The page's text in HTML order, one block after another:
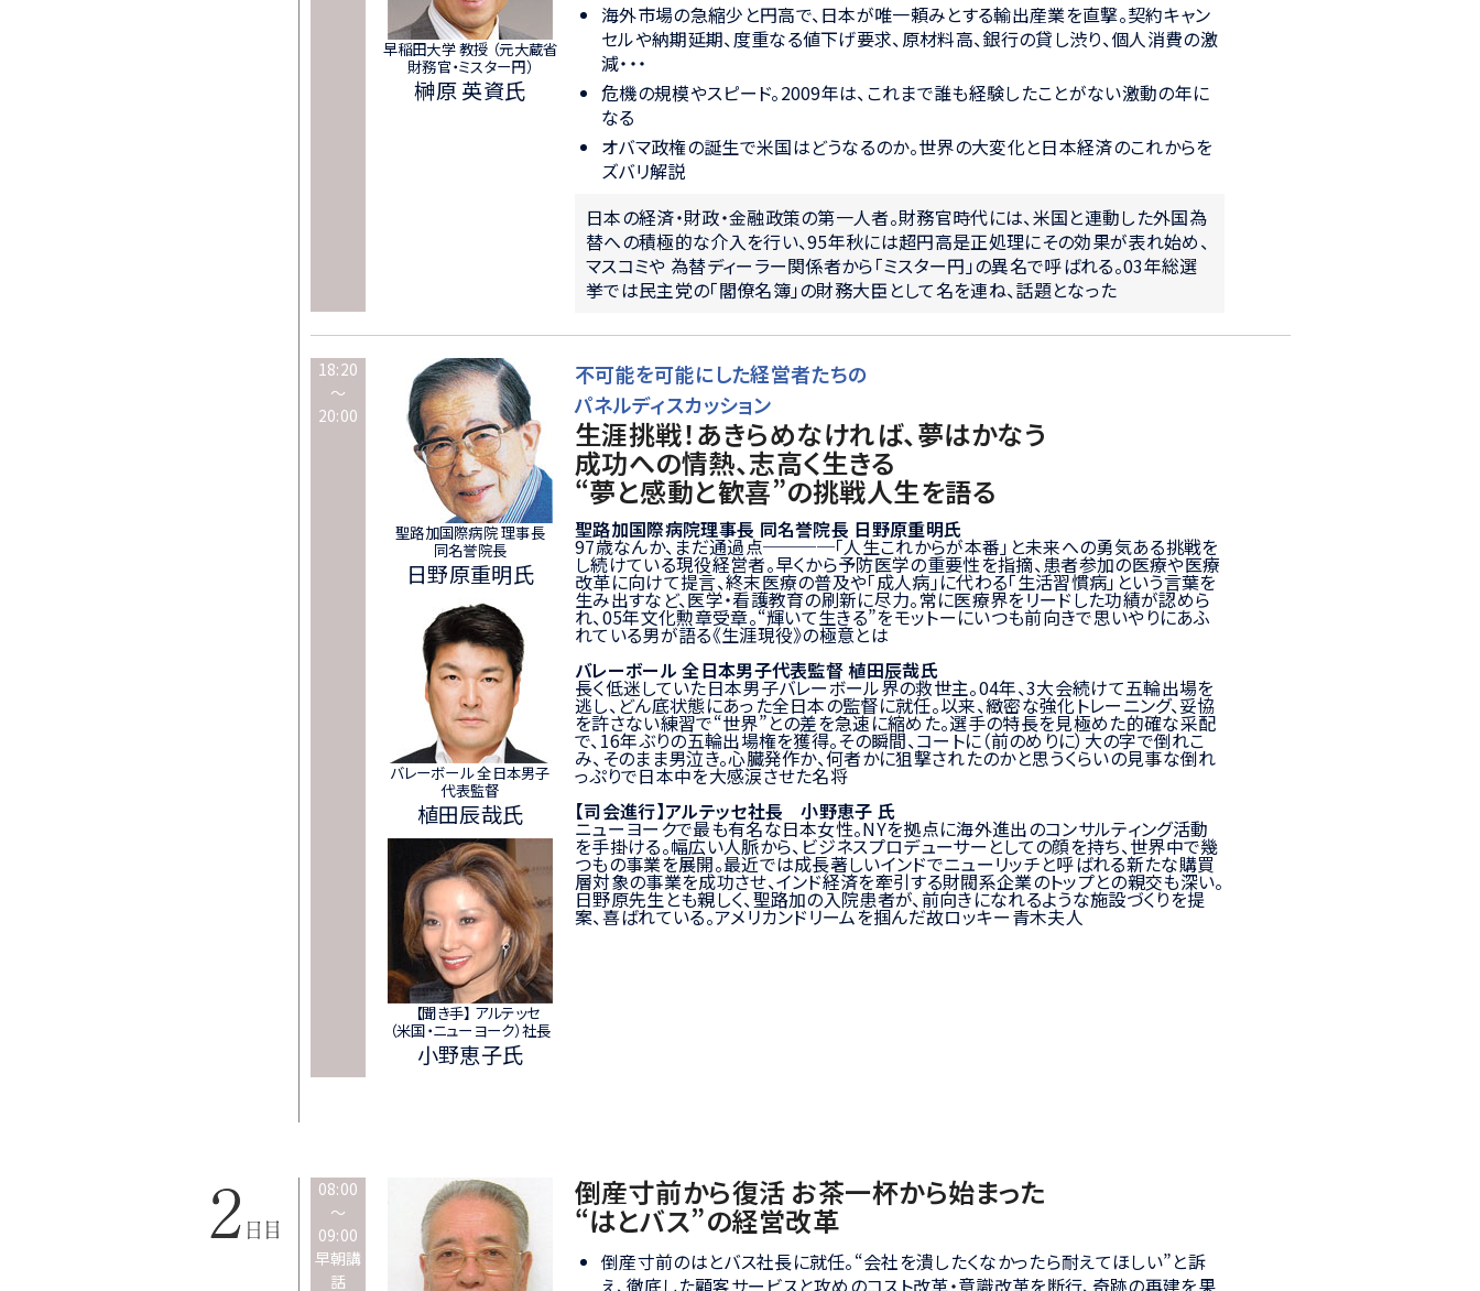
早稲田大学 教授 （元大蔵省
財務官・ミスター円）
榊原 英資氏
海外市場の急縮少と円高で、日本が唯一頼みとする輸出産業を直撃。契約キャン
セルや納期延期、度重なる値下げ要求、原材料高、銀行の貸し渋り、個人消費の激
減・・・
危機の規模やスピード。2009年は、これまで誰も経験したことがない激動の年に
なる
オバマ政権の誕生で米国はどうなるのか。世界の大変化と日本経済のこれからを
ズバリ解説
日本の経済・財政・金融政策の第一人者。財務官時代には、米国と連動した外国為
替への積極的な介入を行い、95年秋には超円高是正処理にその効果が表れ始め、
マスコミや 為替ディーラー関係者から「ミスター円」の異名で呼ばれる。03年総選
挙では民主党の「閣僚名簿」の財務大臣として名を連ね、話題となった
18:20
～
20:00
聖路加国際病院 理事長
同名誉院長
日野原重明氏
バレーボール 全日本男子
代表監督
植田辰哉氏
【聞き手】 アルテッセ
（米国・ニューヨーク）社長
小野恵子氏
不可能を可能にした経営者たちの
パネルディスカッション
生涯挑戦！あきらめなければ、夢はかなう
成功への情熱、志高く生きる
“夢と感動と歓喜”の挑戦人生を語る
聖路加国際病院理事長 同名誉院長 日野原重明氏
97歳なんか、まだ通過点────「人生これからが本番」と未来への勇気ある挑戦を
し続けている現役経営者。早くから予防医学の重要性を指摘、患者参加の医療や医療
改革に向けて提言、終末医療の普及や「成人病」に代わる「生活習慣病」という言葉を
生み出すなど、医学・看護教育の刷新に尽力。常に医療界をリードした功績が認めら
れ、05年文化勲章受章。“輝いて生きる”をモットーにいつも前向きで思いやりにあふ
れている男が語る《生涯現役》の極意とは
バレーボール 全日本男子代表監督 植田辰哉氏
長く低迷していた日本男子バレーボール界の救世主。04年、3大会続けて五輪出場を
逃し、どん底状態にあった全日本の監督に就任。以来、緻密な強化トレーニング、妥協
を許さない練習で“世界”との差を急速に縮めた。選手の特長を見極めた的確な采配
で、16年ぶりの五輪出場権を獲得。その瞬間、コートに（前のめりに）大の字で倒れこ
み、そのまま男泣き。心臓発作か、何者かに狙撃されたのかと思うくらいの見事な倒れ
っぷりで日本中を大感涙させた名将
【司会進行】アルテッセ社長 小野恵子 氏
ニューヨークで最も有名な日本女性。NYを拠点に海外進出のコンサルティング活動
を手掛ける。幅広い人脈から、ビジネスプロデューサーとしての顔を持ち、世界中で幾
つもの事業を展開。最近では成長著しいインドでニューリッチと呼ばれる新たな購買
層対象の事業を成功させ、インド経済を牽引する財閥系企業のトップとの親交も深い。
日野原先生とも親しく、聖路加の入院患者が、前向きになれるような施設づくりを提
案、喜ばれている。アメリカンドリームを掴んだ故ロッキー青木夫人
08:00
～
09:00
早朝講
話
倒産寸前から復活 お茶一杯から始まった
“はとバス”の経営改革
倒産寸前のはとバス社長に就任。“会社を潰したくなかったら耐えてほしい”と訴